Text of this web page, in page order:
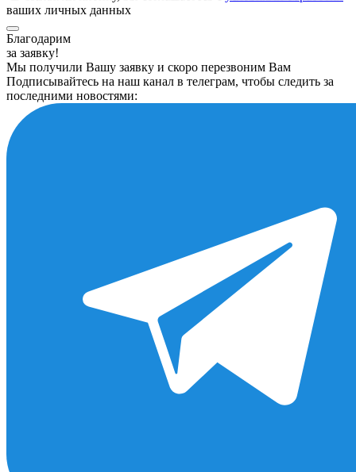
ваших личных данных
Благодарим
за заявку!
Мы получили Вашу заявку и скоро перезвоним Вам
Подписывайтесь на наш канал в телеграм, чтобы следить за
последними новостями: